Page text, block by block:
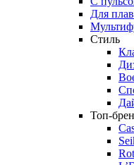
Для
Стиль
Топ-